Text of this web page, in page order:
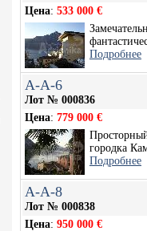
Цена: 533 000 €
Подробнее
A-A-6
Лот № 000836
Цена: 779 000 €
городка
Подробнее
A-A-8
Лот № 000838
Цена: 950 000 €